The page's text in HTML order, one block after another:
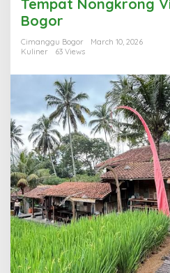
di
Tempat Nongkrong
Bogor
Cimanggu Bogor
March 10, 2026
Kuliner
63 Views